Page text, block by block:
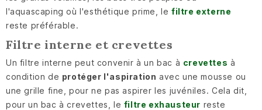
l'aquascaping où l'esthétique prime, lefiltre externe
reste préférable.
Filtre interne et crevettes
Un filtre interne peut convenir à un bac à crevettes à
condition de protéger l'aspiration avec une mousse ou
une grille fine, pour ne pas aspirer les juvéniles. Cela dit,
pour un bac à crevettes, le filtre exhausteur reste